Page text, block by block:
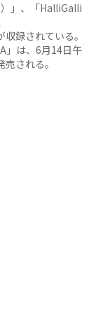
）」、「HalliGalli
録されている。
」は、6月14日午
される。